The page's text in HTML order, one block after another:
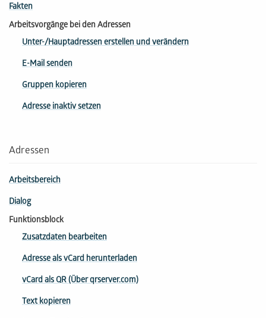
Fakten
Arbeitsvorgänge bei den Adressen
Unter-/Hauptadressen erstellen und verändern
E-Mail senden
Gruppen kopieren
Adresse inaktiv setzen
Adressen
Arbeitsbereich
Dialog
Funktionsblock
Zusatzdaten bearbeiten
Adresse als vCard herunterladen
vCard als QR (Über qrserver.com)
Text kopieren